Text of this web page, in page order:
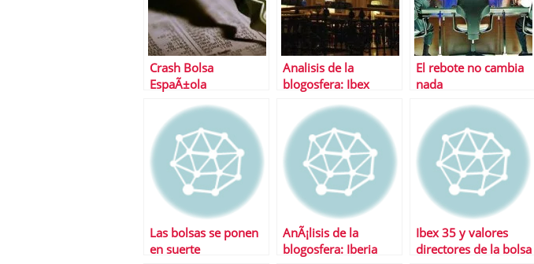
Crash Bolsa
EspaÃ±ola
Analisis de la
blogosfera: Ibex
El rebote no cambia
nada
Las bolsas se ponen
en suerte
AnÃ¡lisis de la
blogosfera: Iberia
Ibex 35 y valores
directores de la bolsa